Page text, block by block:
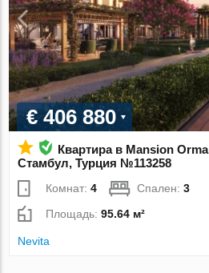
€ 406 880
Квартира в Mansion
Стамбул, Турция №113258
Комнат:4 Спален:3
Площадь:95.64 м²
Nevita